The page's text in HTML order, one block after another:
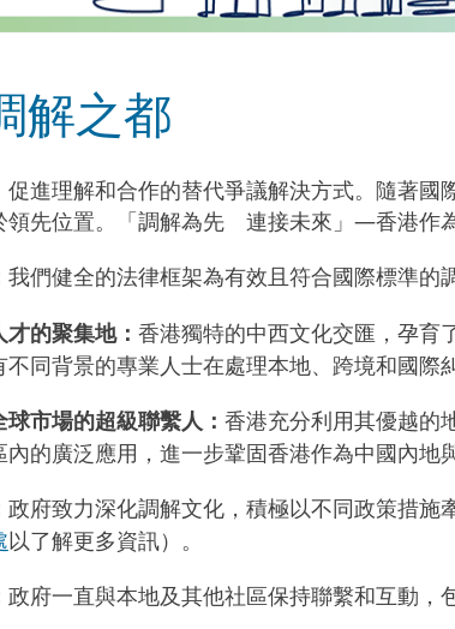
解之都
進理解和合作的替代爭議解決方式。隨著
領先位置。「調解為先 連接未來」—香港作
我們健全的法律框架為有效且符合國際標準的
的聚集地： 香港獨特的中西文化交匯，孕育
同背景的專業人士在處理本地、跨境和國際
市場的超級聯繫人： 香港充分利用其優越的
的廣泛應用，進一步鞏固香港作為中國內地
政府致力深化調解文化，積極以不同政策措
以了解更多資訊）。
政府一直與本地及其他社區保持聯繫和互動，